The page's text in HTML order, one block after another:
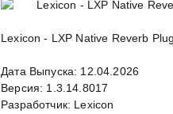
Lexicon - LXP Native Reverb
Дата Выпуска: 12.04.2026
Версия: 1.3.14.8017
Разработчик: Lexicon